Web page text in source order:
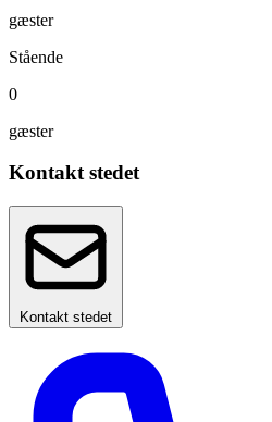
gæster
Stående
0
gæster
Kontakt stedet
Kontakt stedet